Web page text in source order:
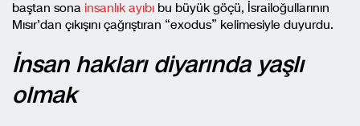
baştan sona insanlık ayıbı bu büyük göçü, İsrailoğullarının
Mısır’dan çıkışını çağrıştıran “exodus” kelimesiyle duyurdu.
İnsan hakları diyarında yaşlı
olmak